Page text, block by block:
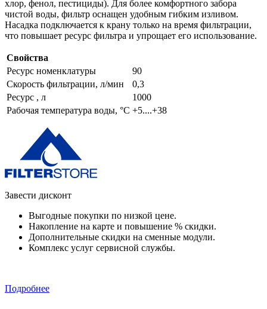
хлор, фенол, пестициды). Для более комфортного забора
чистой воды, фильтр оснащен удобным гибким изливом.
Насадка подключается к крану только на время фильтрации,
что повышает ресурс фильтра и упрощает его использование.
Свойства
Ресурс номенклатуры
90
Скорость фильтрации, л/мин
0,3
Ресурс , л
1000
Рабочая температура воды, °C +5....+38
Завести дисконт
Выгодные покупки по низкой цене.
Накопление на карте и повышение % скидки.
Дополнительные скидки на сменные модули.
Комплекс услуг сервисной службы.
Подробнее